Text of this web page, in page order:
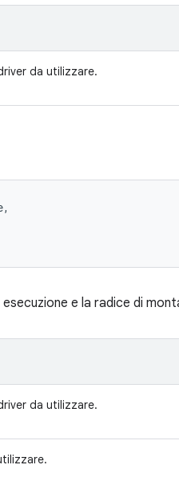
da utilizzare.
e la radice di
da utilizzare.